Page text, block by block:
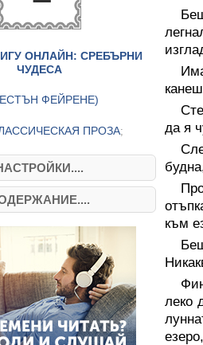
ОНЛАЙН: СРЕБЪРНИ
ЧУДЕСА
ФЕЙРЕНЕ)
ПРОЗА;
да я
към
леко